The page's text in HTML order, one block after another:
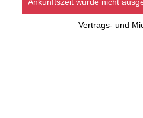
Vertrags- und